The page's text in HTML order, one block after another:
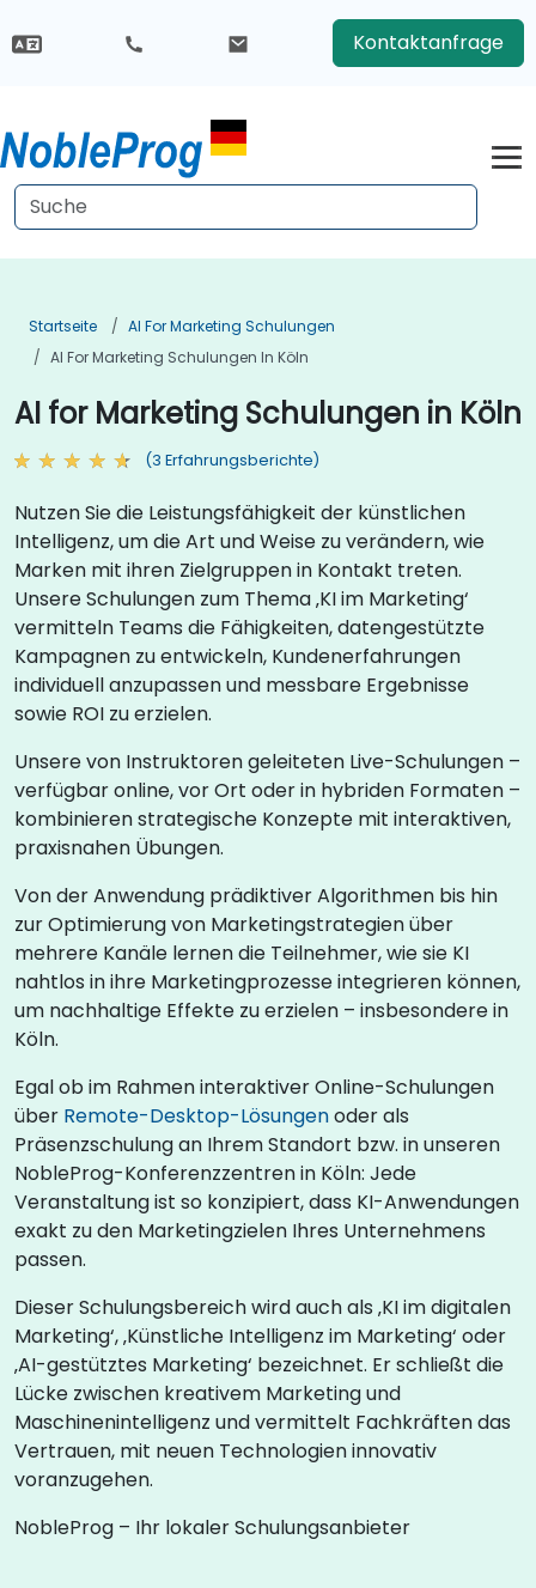
Kontaktanfrage
Startseite
AI For Marketing Schulungen
AI For Marketing Schulungen In Köln
AI for Marketing Schulungen in Köln
(3 Erfahrungsberichte)
Nutzen Sie die Leistungsfähigkeit der künstlichen
Intelligenz, um die Art und Weise zu verändern, wie
Marken mit ihren Zielgruppen in Kontakt treten.
Unsere Schulungen zum Thema ‚KI im Marketing‘
vermitteln Teams die Fähigkeiten, datengestützte
Kampagnen zu entwickeln, Kundenerfahrungen
individuell anzupassen und messbare Ergebnisse
sowie ROI zu erzielen.
Unsere von Instruktoren geleiteten Live-Schulungen –
verfügbar online, vor Ort oder in hybriden Formaten –
kombinieren strategische Konzepte mit interaktiven,
praxisnahen Übungen.
Von der Anwendung prädiktiver Algorithmen bis hin
zur Optimierung von Marketingstrategien über
mehrere Kanäle lernen die Teilnehmer, wie sie KI
nahtlos in ihre Marketingprozesse integrieren können,
um nachhaltige Effekte zu erzielen – insbesondere in
Köln.
Egal ob im Rahmen interaktiver Online-Schulungen
über Remote-Desktop-Lösungenoder als
Präsenzschulung an Ihrem Standort bzw. in unseren
NobleProg-Konferenzzentren in Köln: Jede
Veranstaltung ist so konzipiert, dass KI-Anwendungen
exakt zu den Marketingzielen Ihres Unternehmens
passen.
Dieser Schulungsbereich wird auch als ‚KI im digitalen
Marketing‘, ‚Künstliche Intelligenz im Marketing‘ oder
‚AI-gestütztes Marketing‘ bezeichnet. Er schließt die
Lücke zwischen kreativem Marketing und
Maschinenintelligenz und vermittelt Fachkräften das
Vertrauen, mit neuen Technologien innovativ
voranzugehen.
NobleProg – Ihr lokaler Schulungsanbieter